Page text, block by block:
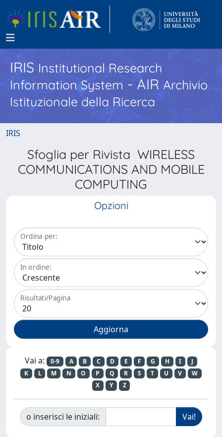
IRISInstitutional Research
Information System - AIR Archivio
Istituzionale della Ricerca
IRIS
Sfoglia per Rivista WIRELESS
COMMUNICATIONS AND MOBILE
COMPUTING
Opzioni
Ordina per:
In ordine:
Risultati/Pagina
Vai a: 0-9 A B C D E F G H I
J
K
L M N O P Q R S T U V
W
X
Y Z
o inserisci le iniziali: